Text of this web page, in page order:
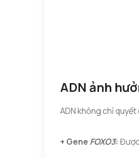
ADN ảnh
ADN không chỉ
+ Gene FOXO3: